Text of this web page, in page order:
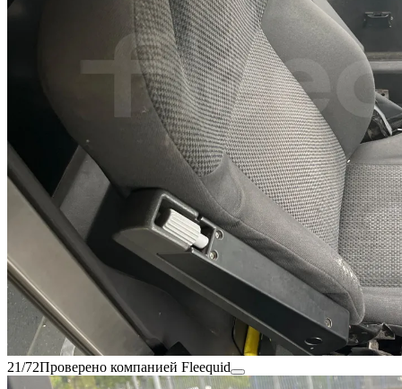
21/72Проверено компанией Fleequid